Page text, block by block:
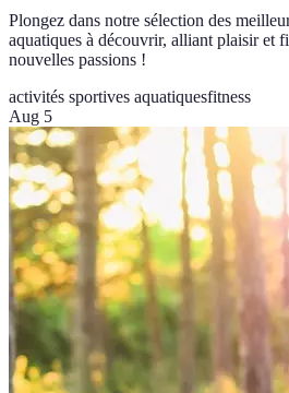
Plongez dans notre sélection des
aquatiques à découvrir, alliant plaisir et
nouvelles passions !
activités sportives aquatiquesfitness
Aug 5